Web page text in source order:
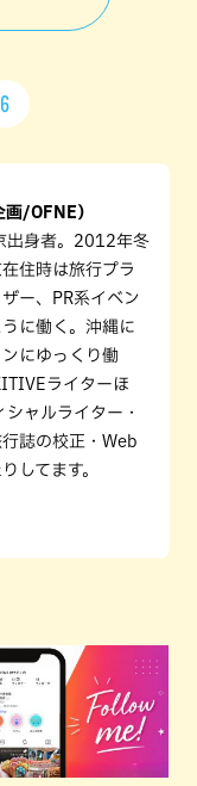
6
/OFNE）
出身者。2012年冬
住時は旅行プラ
ー、PR系イベン
に働く。沖縄に
にゆっくり働
ライターほ
シャルライター・
誌の校正・Web
してます。